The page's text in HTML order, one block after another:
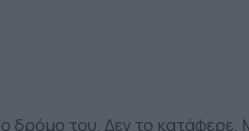
δρόμο του. Δεν το κατάφερε.